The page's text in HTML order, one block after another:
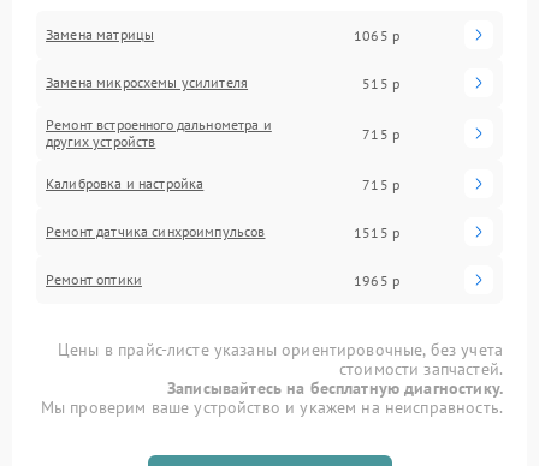
Замена матрицы 1065 р
Замена микросхемы усилителя 515 р
Ремонт встроенного дальнометра и
других устройств
715 р
Калибровка и настройка 715 р
Ремонт датчика синхроимпульсов 1515 р
Ремонт оптики 1965 р
Цены в прайс-листе указаны ориентировочные, без учета
стоимости запчастей.
Записывайтесь на бесплатную диагностику.
Мы проверим ваше устройство и укажем на неисправность.